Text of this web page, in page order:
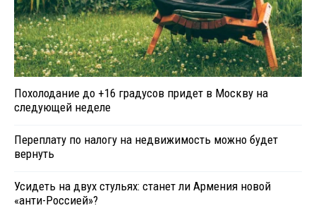
Похолодание до +16 градусов придет в Москву на
следующей неделе
Переплату по налогу на недвижимость можно будет
вернуть
Усидеть на двух стульях: станет ли Армения новой
«анти-Россией»?